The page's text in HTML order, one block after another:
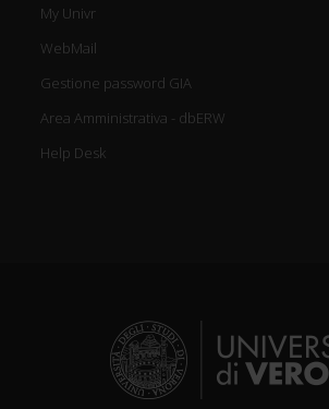
My Univr
WebMail
Gestione password GIA
Area Amministrativa - dbERW
Help Desk